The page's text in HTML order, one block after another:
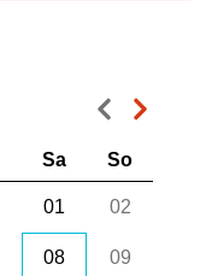
Sa So
01 02
08 09